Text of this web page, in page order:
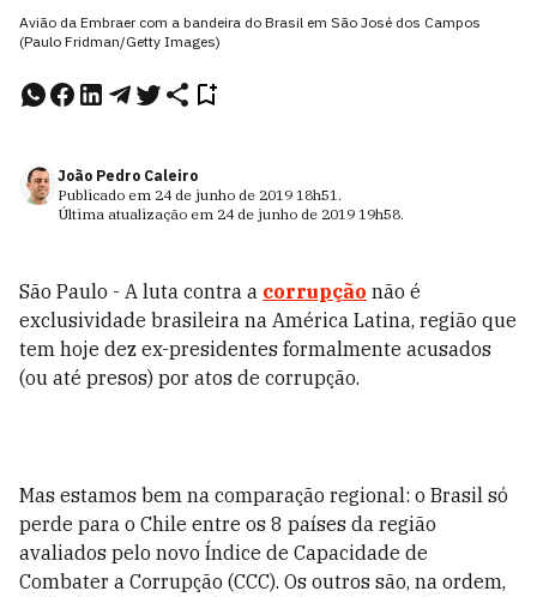
Avião da Embraer com a bandeira do Brasil em São José dos Campos
(Paulo Fridman/Getty Images)
João Pedro Caleiro
Publicado em 24 de junho de 2019 18h51.
Última atualização em 24 de junho de 2019 19h58.
São Paulo - A luta contra a corrupção não é
exclusividade brasileira na América Latina, região que
tem hoje dez ex-presidentes formalmente acusados
(ou até presos) por atos de corrupção.
Mas estamos bem na comparação regional: o Brasil só
perde para o Chile entre os 8 países da região
avaliados pelo novo Índice de Capacidade de
Combater a Corrupção (CCC). Os outros são, na ordem,